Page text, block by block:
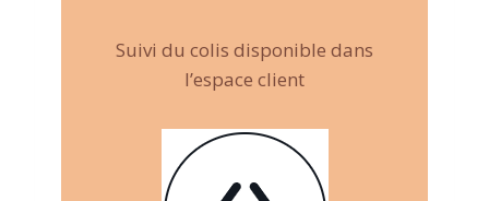
Suivi du colis disponible dans
l’espace client